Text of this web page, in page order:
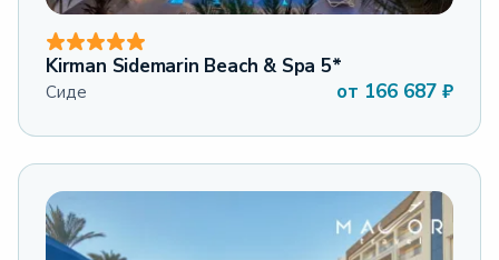
Kirman Sidemarin Beach & Spa 5*
Сиде от 166 687 ₽